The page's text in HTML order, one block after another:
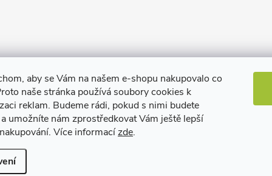
aby se Vám na našem e-shopu nakupovalo co
naše stránka používá soubory cookies k
reklam. Budeme rádi, pokud s nimi budete
umožníte nám zprostředkovat Vám ještě lepší
Více informacízde.